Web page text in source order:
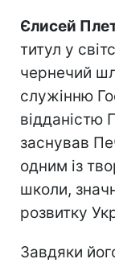
Єлисей
титул у
чернечий
служінню
відданістю
заснував
одним із
школи,
розвитку
Завдяки